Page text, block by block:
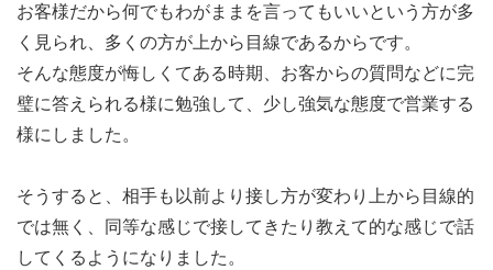
お客様だから何でもわがままを言ってもいいという方が多
く見られ、多くの方が上から目線であるからです。
そんな態度が悔しくてある時期、お客からの質問などに完
璧に答えられる様に勉強して、少し強気な態度で営業する
様にしました。
そうすると、相手も以前より接し方が変わり上から目線的
では無く、同等な感じで接してきたり教えて的な感じで話
してくるようになりました。